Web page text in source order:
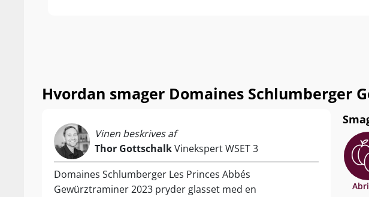
Hvordan smager Domaines Schlumberger
Vinen beskrives af
Thor GottschalkVinekspert WSET 3
Domaines Schlumberger Les Princes Abbés
Gewürztraminer 2023 pryder glasset med en